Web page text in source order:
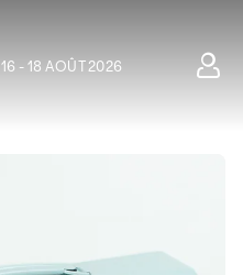
16 - 18 AOÛT 2026